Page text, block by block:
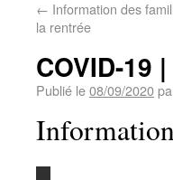
← Information des
la rentrée
COVID-19
Publié le08/09/2020